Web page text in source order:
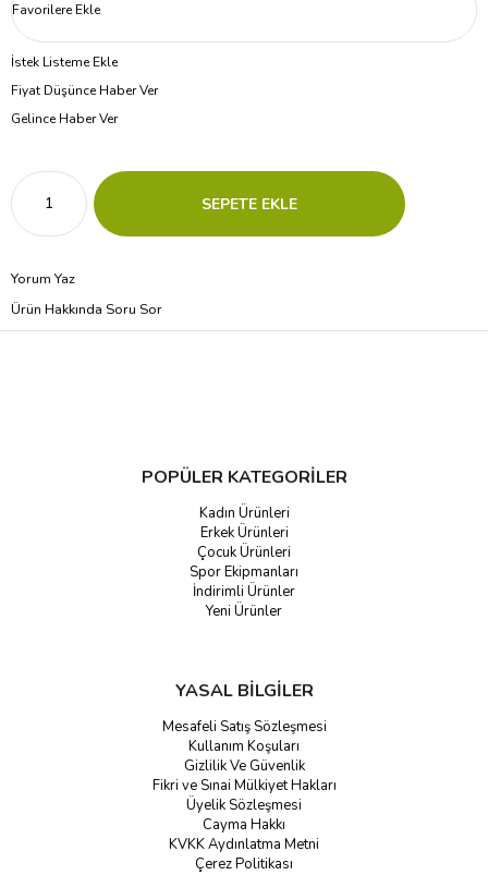
Favorilere Ekle
İstek Listeme Ekle
Fiyat Düşünce Haber Ver
Gelince Haber Ver
Yorum Yaz
Ürün Hakkında Soru Sor
POPÜLER KATEGORİLER
Kadın Ürünleri
Erkek Ürünleri
Çocuk Ürünleri
Spor Ekipmanları
İndirimli Ürünler
Yeni Ürünler
YASAL BİLGİLER
Mesafeli Satış Sözleşmesi
Kullanım Koşuları
Gizlilik Ve Güvenlik
Fikri ve Sınai Mülkiyet Hakları
Üyelik Sözleşmesi
Cayma Hakkı
KVKK Aydınlatma Metni
Çerez Politikası